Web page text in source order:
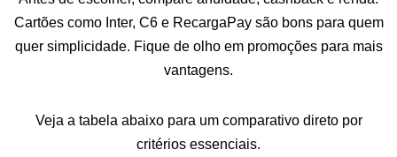
Cartões como Inter, C6 e RecargaPay são bons para quem
quer simplicidade. Fique de olho em promoções para mais
vantagens.
Veja a tabela abaixo para um comparativo direto por
critérios essenciais.